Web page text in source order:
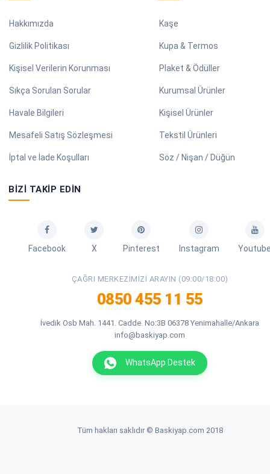
Hakkımızda
Gizlilik Politikası
Kişisel Verilerin Korunması
Sıkça Sorulan Sorular
Havale Bilgileri
Mesafeli Satış Sözleşmesi
İptal ve İade Koşulları
Kaşe
Kupa & Termos
Plaket & Ödüller
Kurumsal Ürünler
Kişisel Ürünler
Tekstil Ürünleri
Söz / Nişan / Düğün
BIZI TAKIP EDIN
Facebook X Pinterest Instagram
ÇAĞRI MERKEZIMIZI ARAYIN (09:00/18:00)
0850 455 11 55
İvedik Osb Mah. 1441. Cadde. No:3B 06378 Yenimahalle/Ankara
info@baskiyap.com
WhatsApp Destek
Tüm hakları saklıdır © Baskiyap.com 2018